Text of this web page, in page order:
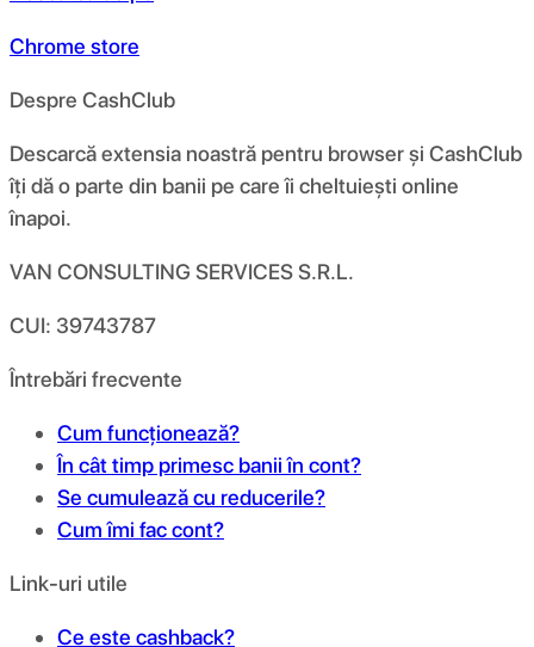
Chrome store
Despre CashClub
Descarcă extensia noastră pentru browser și CashClub
îți dă o parte din banii pe care îi cheltuiești online
înapoi.
VAN CONSULTING SERVICES S.R.L.
CUI: 39743787
Întrebări frecvente
Cum funcționează?
În cât timp primesc banii în cont?
Se cumulează cu reducerile?
Cum îmi fac cont?
Link-uri utile
Ce este cashback?